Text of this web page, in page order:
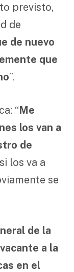
previsto,
de
de nuevo
que
”.
“Me
los van a
de
los va a
se
de la
a la
en el